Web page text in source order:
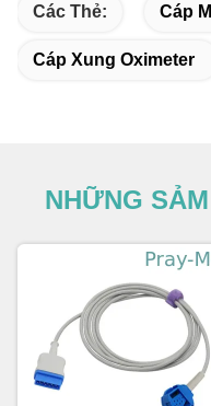
Các Thẻ: Cáp
Cáp Xung Oximeter
NHỮNG